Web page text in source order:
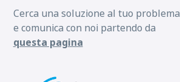
Cerca una soluzione al tuo problema
e comunica con noi partendo da
questa pagina